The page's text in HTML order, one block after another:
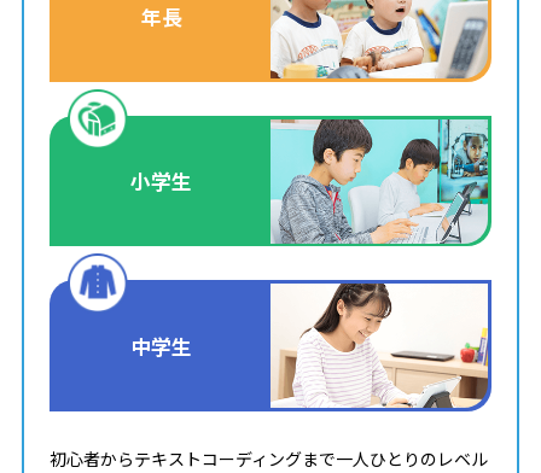
年長
小学生
中学生
初心者からテキストコーディングまで一人ひとりのレベル